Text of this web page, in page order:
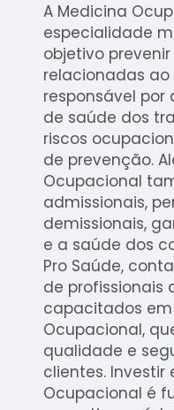
A Medicina
especialidade
objetivo
relacionadas ao
responsável por
de saúde dos
riscos
de prevenção.
Ocupacional
admissionais,
demissionais,
e a saúde dos
Pro Saúde,
de profissionais
capacitados
Ocupacional,
qualidade e
clientes. Investir
Ocupacional é